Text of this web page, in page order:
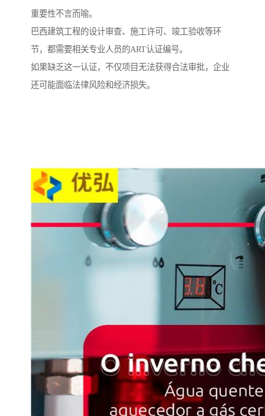
重要性不言而喻。
巴西建筑工程的设计审查、施工许可、竣工验收等环
节，都需要相关专业人员的ART认证编号。
如果缺乏这一认证，不仅项目无法获得合法审批，企业
还可能面临法律风险和经济损失。